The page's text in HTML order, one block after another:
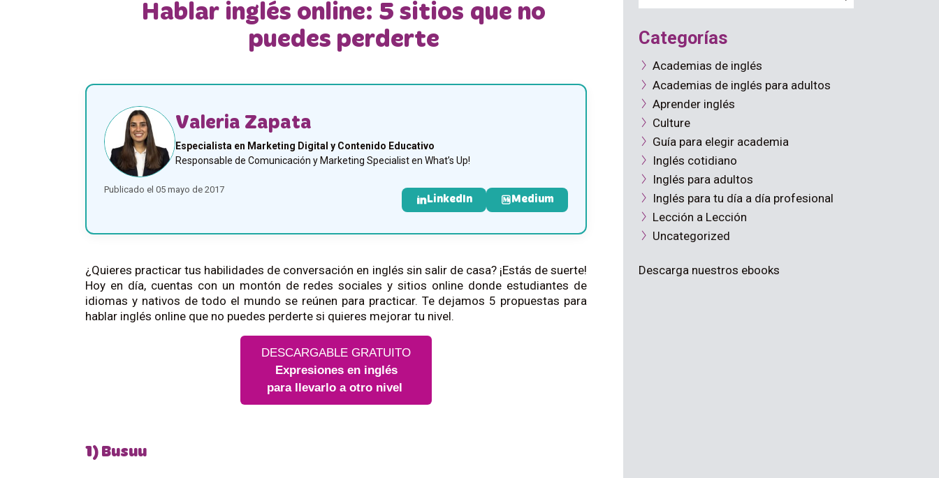
Hablar inglés online: 5 sitios que no
puedes perderte
Valeria Zapata
Especialista en Marketing Digital y Contenido Educativo
Responsable de Comunicación y Marketing Specialist en What’s Up!
Publicado el 05 mayo de 2017
LinkedIn Medium
¿Quieres practicar tus habilidades de conversación en inglés sin salir de casa? ¡Estás de suerte!
Hoy en día, cuentas con un montón de redes sociales y sitios online donde estudiantes de
idiomas y nativos de todo el mundo se reúnen para practicar. Te dejamos 5 propuestas para
hablar inglés online que no puedes perderte si quieres mejorar tu nivel.
DESCARGABLE GRATUITO
Expresiones en inglés
para llevarlo a otro nivel
1) Busuu
Categorías
Academias de inglés
Academias de inglés para adultos
Aprender inglés
Culture
Guía para elegir academia
Inglés cotidiano
Inglés para adultos
Inglés para tu día a día profesional
Lección a Lección
Uncategorized
Descarga nuestros ebooks